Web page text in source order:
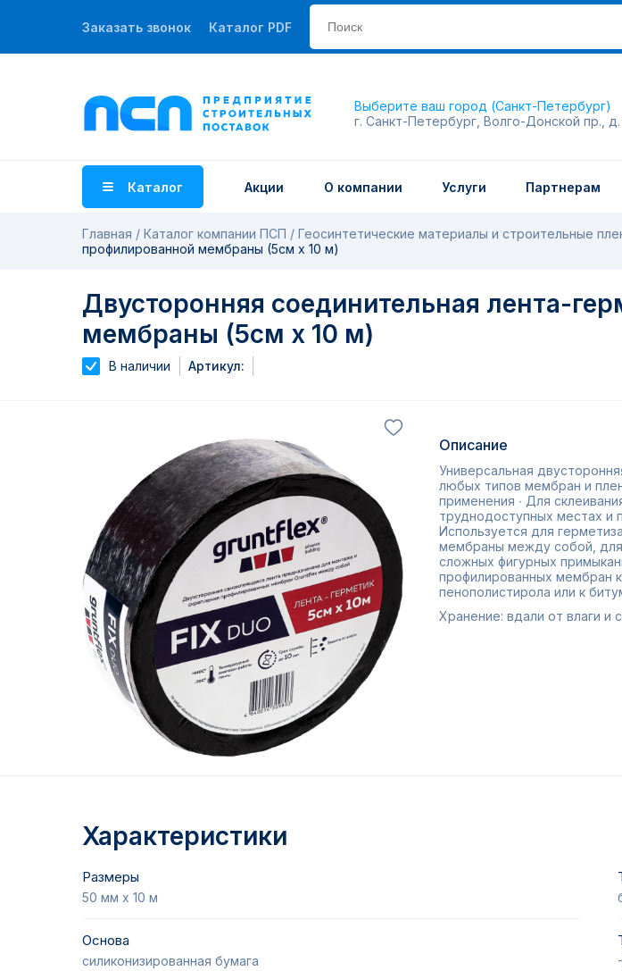
Заказать звонок Каталог PDF
Выберите ваш город (Санкт-Петербург)
г. Санкт-Петербург, Волго-Донской пр., д.
Каталог Акции О компании Услуги Партнерам
Главная Каталог компании ПСП Геосинтетические материалы и строительные
профилированной мембраны (5см х 10 м)
Артикул:
Двусторонняя соединительная лента-
мембраны (5см х 10 м)
В наличии
Описание
Универсальная
любых типов мембран и
применения ∙ Для
труднодоступных местах и
Используется для
мембраны между собой,
сложных фигурных
профилированных мембран
пенополистирола или к
Хранение: вдали от влаги и
Характеристики
Размеры
50 мм х 10 м
Основа
силиконизированная бумага